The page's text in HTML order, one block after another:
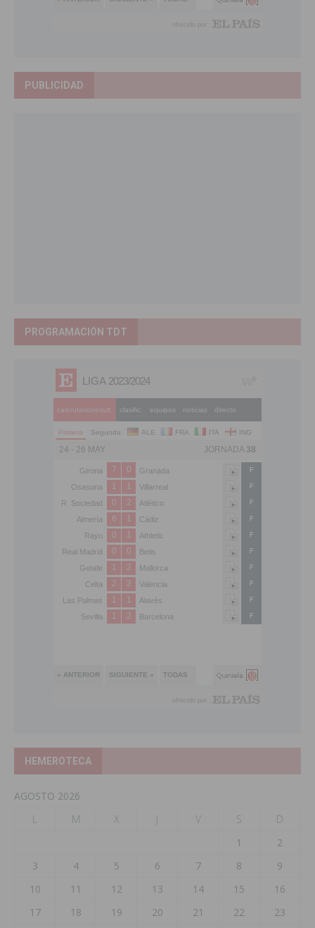
PUBLICIDAD
PROGRAMACIÓN TDT
HEMEROTECA
AGOSTO 2026
L
M X J V S
D
1
2
3
4 5 6 7 8
9
10
11 12 13 14 15
16
17
18 19 20 21 22
23